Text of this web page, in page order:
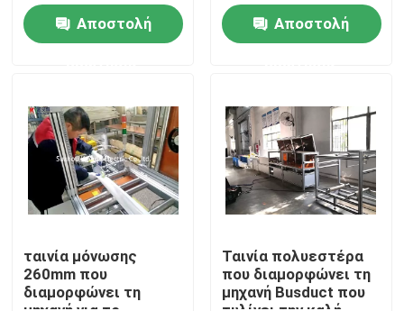
Ποιοτικός έλεγχος
Ειδήσεις
Ζητήστε ένα απόσπασμα
Μηχανή επεξεργασίας μπαρών τροφοδότησης
τυλίγοντας μηχανών
ταινιών Mylar
Αποστολή
Αποστολή
ταινία μόνωσης
260mm που
διαμορφώνει τη
Ταινία πολυεστέρα
που διαμορφώνει τη
μηχανή Busduct που